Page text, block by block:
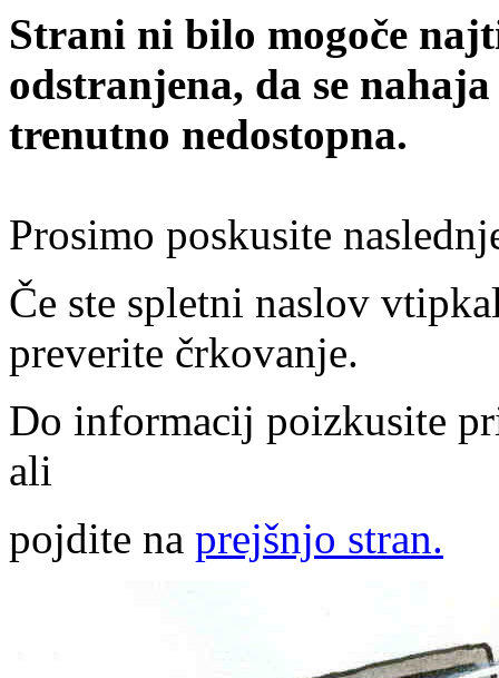
Strani ni bilo mogoče
odstranjena, da se
trenutno nedostopna.
Prosimo poskusite
Če ste spletni naslov
preverite črkovanje.
Do informacij poizkusite
ali
pojdite na prejšnjo stran.